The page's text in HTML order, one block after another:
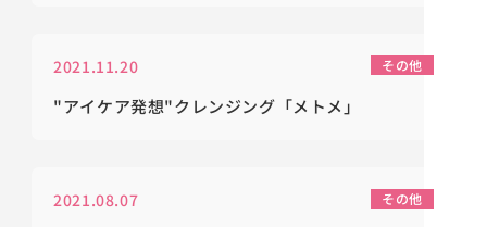
2021.11.20 その他
"アイケア発想"クレンジング「メトメ」
2021.08.07 その他